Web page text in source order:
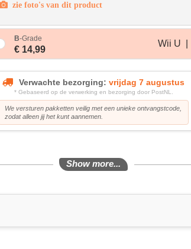
zie foto's van dit product
B-Grade
€ 14,99
Wii U |
Verwachte bezorging: vrijdag 7 augustus
* Gebaseerd op de verwerking en bezorging door PostNL.
We versturen pakketten veilig met een unieke ontvangstcode,
zodat alleen jij het kunt aannemen.
Show more...